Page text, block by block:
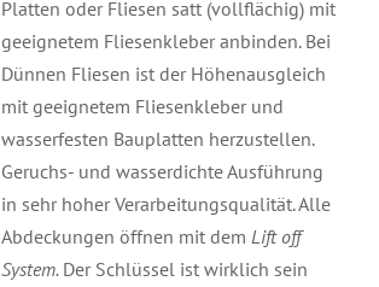
Platten oder Fliesen satt (vollflächig) mit
geeignetem Fliesenkleber anbinden. Bei
Dünnen Fliesen ist der Höhenausgleich
mit geeignetem Fliesenkleber und
wasserfesten Bauplatten herzustellen.
Geruchs- und wasserdichte Ausführung
in sehr hoher Verarbeitungsqualität. Alle
Abdeckungen öffnen mit dem Lift off
System. Der Schlüssel ist wirklich sein